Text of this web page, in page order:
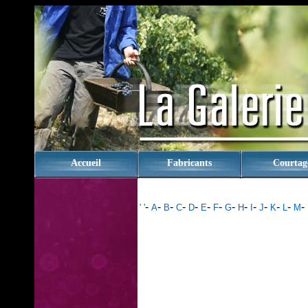
Accueil Fabricants
' '- A- B- C- D- E- F- G- H- - J- K- L- M-